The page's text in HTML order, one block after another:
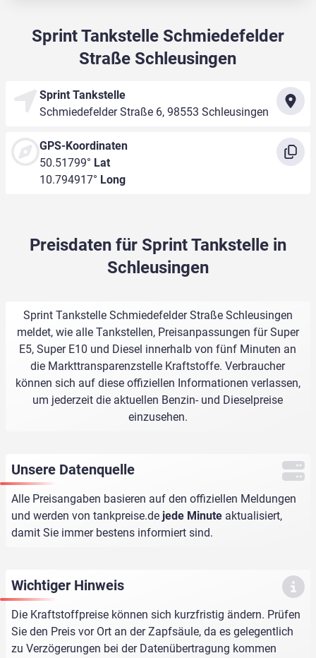
Sprint Tankstelle Schmiedefelder
Straße Schleusingen
Sprint Tankstelle
Schmiedefelder Straße 6, 98553 Schleusingen
GPS-Koordinaten
50.51799° Lat
10.794917° Long
Preisdaten für Sprint Tankstelle in
Schleusingen
Sprint Tankstelle Schmiedefelder Straße Schleusingen
meldet, wie alle Tankstellen, Preisanpassungen für Super
E5, Super E10 und Diesel innerhalb von fünf Minuten an
die Markttransparenzstelle Kraftstoffe. Verbraucher
können sich auf diese offiziellen Informationen verlassen,
um jederzeit die aktuellen Benzin- und Dieselpreise
einzusehen.
Unsere Datenquelle
Alle Preisangaben basieren auf den offiziellen Meldungen
und werden von tankpreise.de jede Minute aktualisiert,
damit Sie immer bestens informiert sind.
Wichtiger Hinweis
Die Kraftstoffpreise können sich kurzfristig ändern. Prüfen
Sie den Preis vor Ort an der Zapfsäule, da es gelegentlich
zu Verzögerungen bei der Datenübertragung kommen